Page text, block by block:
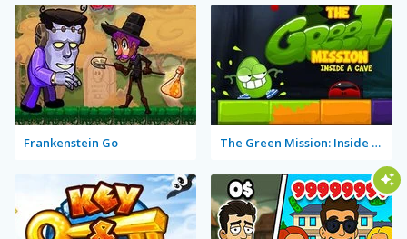
Frankenstein Go The Green Mission: Inside a Cave